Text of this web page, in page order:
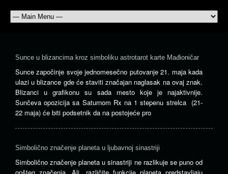
Sunce u blizancima kroz simboliku astrotarot karte Mađioničar
Sunce započinje svoje jednomesečno putovanje 21. maja kada
ulazi u blizance gde će staviti značajan naglasak na ovaj znak.
Blizanci u grafikonu su sada mesto koje je najaktivnije.
Sunčeva opozicija sa Saturnom Rx na 1 stepenu strelca (21-
22 maja) će biti podsetnik da na postojeće pro
Simbolično značenje planeta u ljubavnoj sinastriji
Simbolično značenje planeta u sinastriji ne razlikuje se puno od